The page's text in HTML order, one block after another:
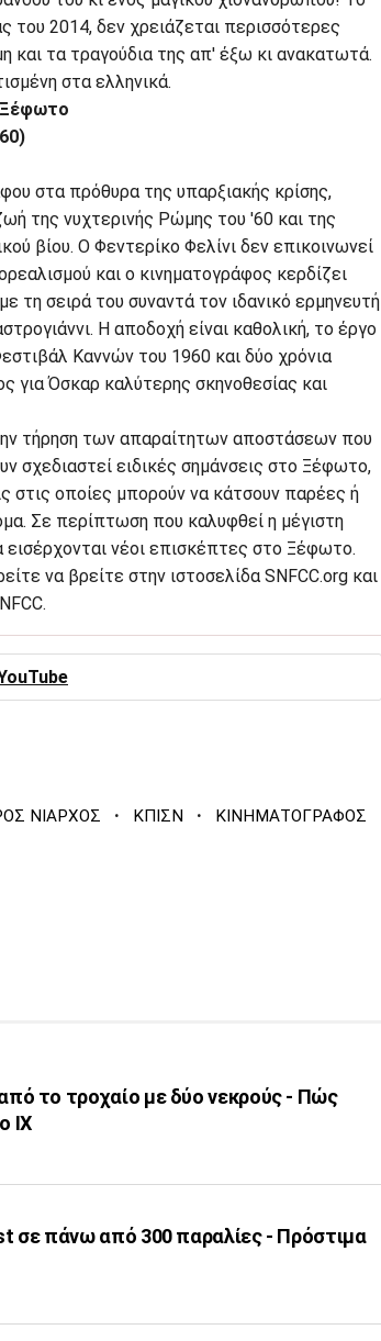
του 2014, δεν χρειάζεται περισσότερες
και τα τραγούδια της απ' έξω κι ανακατωτά.
στα ελληνικά.
Ξέφωτο
στα πρόθυρα της υπαρξιακής κρίσης,
της νυχτερινής Ρώμης του '60 και της
βίου. Ο Φεντερίκο Φελίνι δεν επικοινωνεί
και ο κινηματογράφος κερδίζει
τη σειρά του συναντά τον ιδανικό ερμηνευτή
Η αποδοχή είναι καθολική, το έργο
Καννών του 1960 και δύο χρόνια
για Όσκαρ καλύτερης σκηνοθεσίας και
τήρηση των απαραίτητων αποστάσεων που
σχεδιαστεί ειδικές σημάνσεις στο Ξέφωτο,
στις οποίες μπορούν να κάτσουν παρέες ή
Σε περίπτωση που καλυφθεί η μέγιστη
νέοι επισκέπτες στο Ξέφωτο.
να βρείτε στην ιστοσελίδα SNFCC.org και
ΝΙΑΡΧΟΣ · ΚΠΙΣΝ · ΚΙΝΗΜΑΤΟΓΡΑΦΟΣ
το τροχαίο με δύο νεκρούς - Πώς
ΙΧ
σε πάνω από 300 παραλίες - Πρόστιμα